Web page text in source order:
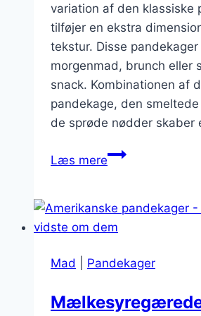
variation af den klassiske
tilføjer en ekstra
tekstur. Disse
morgenmad, brunch eller
snack. Kombinationen af
pandekage, den
de sprøde nødder skaber
Læs merePandekager
og
nødder
toppen
Mad Pandekager